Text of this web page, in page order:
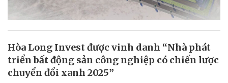
Hòa Long Invest được vinh danh “Nhà phát
triển bất động sản công nghiệp có chiến lược
chuyển đổi xanh 2025”